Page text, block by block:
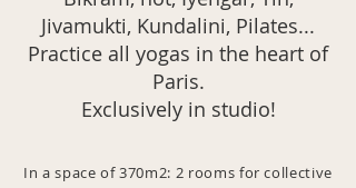
Jivamukti, Kundalini, Pilates...
Practice all yogas in the heart of
Paris.
Exclusively in studio!
In a space of 370m2: 2 rooms for collective